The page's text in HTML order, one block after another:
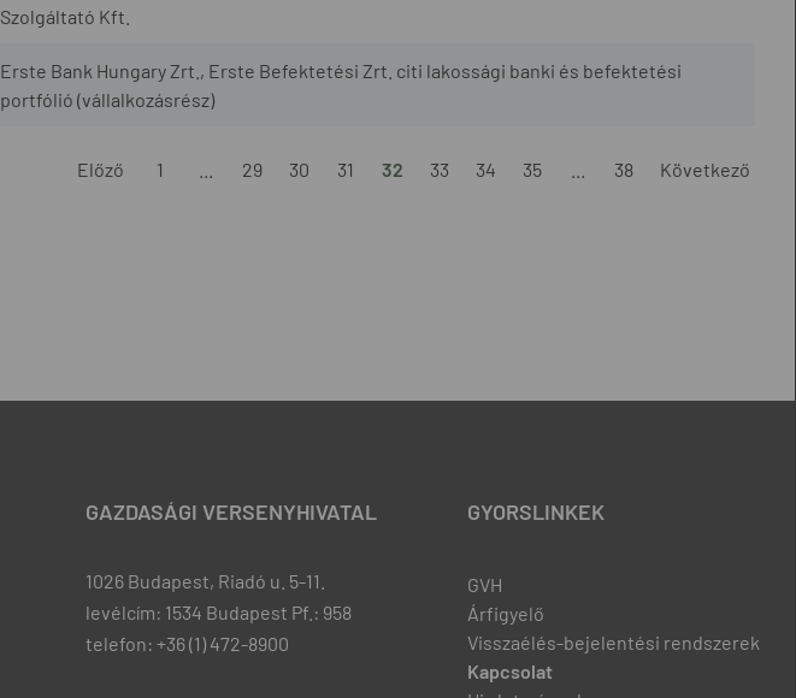
Szolgáltató Kft.
Erste Bank Hungary Zrt., Erste Befektetési Zrt. citi lakossági banki és befektetési
portfólió (vállalkozásrész)
Előző 1 29 30 31 32 33 34 35 38 Következő
GAZDASÁGI VERSENYHIVATAL
1026 Budapest, Riadó u. 5-11.
levélcím: 1534 Budapest Pf.: 958
telefon: +36 (1) 472-8900
GYORSLINKEK
GVH
Árfigyelő
Visszaélés-bejelentési rendszerek
Kapcsolat